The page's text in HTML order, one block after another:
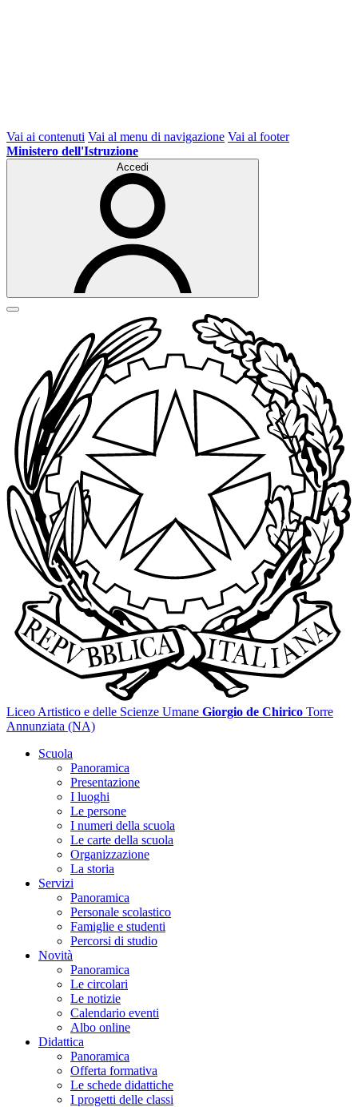
Vai ai contenuti Vai al menu di navigazione Vai al footer
Ministero dell'Istruzione
Accedi
Liceo Artistico e delle Scienze Umane Giorgio de Chirico Torre
Annunziata (NA)
Scuola
Panoramica
Presentazione
I luoghi
Le persone
I numeri della scuola
Le carte della scuola
Organizzazione
La storia
Servizi
Panoramica
Personale scolastico
Famiglie e studenti
Percorsi di studio
Novità
Panoramica
Le circolari
Le notizie
Calendario eventi
Albo online
Didattica
Panoramica
Offerta formativa
Le schede didattiche
I progetti delle classi